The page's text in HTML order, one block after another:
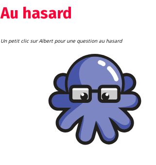
Au hasard
Un petit clic sur Albert pour une question au hasard